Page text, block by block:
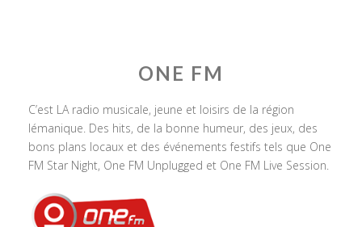
ONE FM
C’est LA radio musicale, jeune et loisirs de la région
lémanique. Des hits, de la bonne humeur, des jeux, des
bons plans locaux et des événements festifs tels que One
FM Star Night, One FM Unplugged et One FM Live Session.